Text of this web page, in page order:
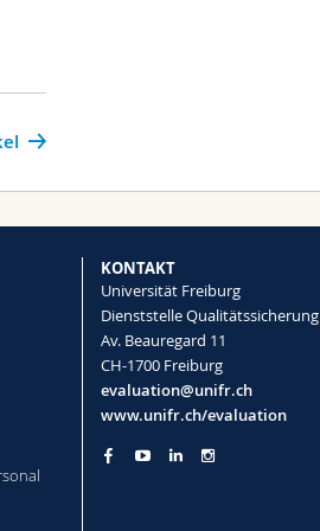
KONTAKT
Universität Freiburg
Dienststelle Qualitätssicherung
Av. Beauregard 11
CH-1700 Freiburg
evaluation@unifr.ch
www.unifr.ch/evaluation